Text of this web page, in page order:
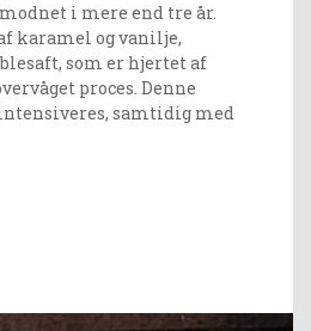
i mere end tre år.
karamel og vanilje,
som er hjertet af
proces. Denne
intensiveres, samtidig med